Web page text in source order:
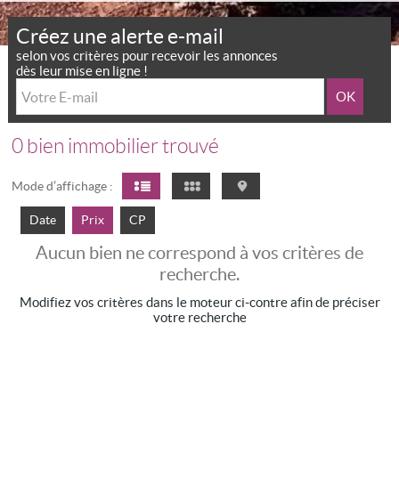
Créez une alerte e-mail
selon vos critères pour recevoir les annonces
dès leur mise en ligne !
0 bien immobilier trouvé
Mode d’affichage :
Date Prix CP
Aucun bien ne correspond à vos critères de
recherche.
Modifiez vos critères dans le moteur ci-contre afin de préciser
votre recherche